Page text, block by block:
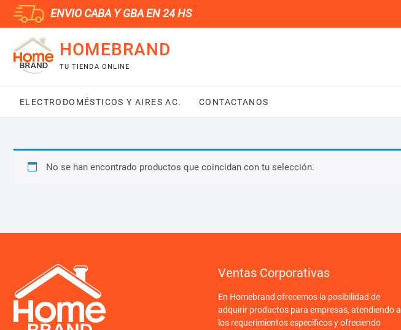
Saltar
contenido
ENVIO CABA Y GBA EN 24 HS
HOMEBRAND
TU TIENDA ONLINE
ELECTRODOMÉSTICOS Y AIRES AC. CONTACTANOS
No se han encontrado productos que coincidan con tu selección.
Ventas Corporativas
En Homebrand ofrecemos la posibilidad de
adquirir productos para empresas, atendiendo a
los requerimientos específicos y ofreciendo